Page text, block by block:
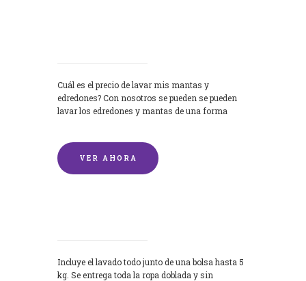
Cuál es el precio de lavar mis mantas y
edredones? Con nosotros se pueden se pueden
lavar los edredones y mantas de una forma
VER AHORA
Incluye el lavado todo junto de una bolsa hasta 5
kg. Se entrega toda la ropa doblada y sin